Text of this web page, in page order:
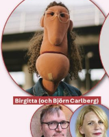
Språkfrågor
Skrivtips
Bokrecensioner
Kviss
Podden